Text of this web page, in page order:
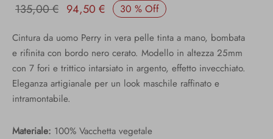
30 % Off
135,00€ Il prezzo
era:
135,00 €.
94,50 € Il prezzo
94,50 €.
Cintura da uomo Perry in vera pelle tinta a mano, bombata
e rifinita con bordo nero cerato. Modello in altezza 25mm
con 7 fori e trittico intarsiato in argento, effetto invecchiato.
Eleganza artigianale per un look maschile raffinato e
intramontabile.
Materiale: 100% Vacchetta vegetale